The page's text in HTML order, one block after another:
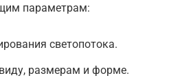
параметрам:
светопотока.
размерам и форме.